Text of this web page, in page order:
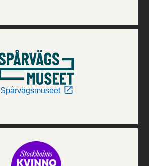
Spårvägsmuseet